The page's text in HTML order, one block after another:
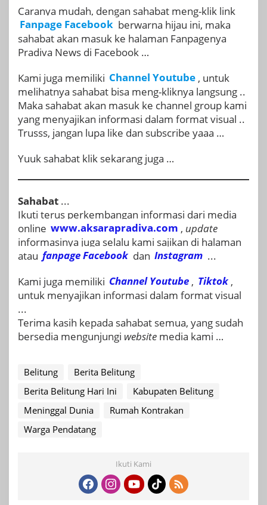
Caranya mudah, dengan sahabat meng-klik link
Fanpage Facebook berwarna hijau ini, maka
sahabat akan masuk ke halaman Fanpagenya
Pradiva News di Facebook …
Kami juga memiliki Channel Youtube , untuk
melihatnya sahabat bisa meng-kliknya langsung ..
Maka sahabat akan masuk ke channel group kami
yang menyajikan informasi dalam format visual ..
Trusss, jangan lupa like dan subscribe yaaa …
Yuuk sahabat klik sekarang juga …
Sahabat ...
Ikuti terus perkembangan informasi dari media
online www.aksarapradiva.com , update
informasinya juga selalu kami sajikan di halaman
atau fanpageFacebook dan Instagram ...
Kami juga memiliki Channel Youtube , Tiktok ,
untuk menyajikan informasi dalam format visual
...
Terima kasih kepada sahabat semua, yang sudah
bersedia mengunjungi website media kami …
Belitung
Berita Belitung
Berita Belitung Hari Ini
Kabupaten Belitung
Meninggal Dunia
Rumah Kontrakan
Warga Pendatang
Ikuti Kami